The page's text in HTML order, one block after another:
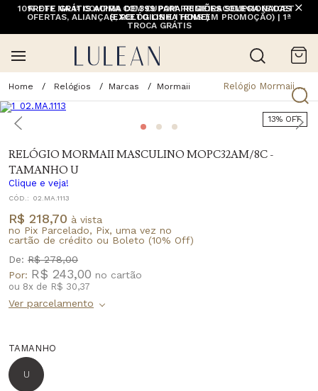
10% OFF NA 1ª COMPRA COM CUPOM PRIMEIRACOMPRA (EXCETO
OFERTAS, ALIANÇAS, RELÓGIOS E ITENS EM PROMOÇÃO) | 1ª
TROCA GRÁTIS
FRETE GRÁTIS ACIMA DE 399 PARA REGIÕES SELECIONADAS
(EXCETO LINHA HOME)
Relógios Marcas Mormaii Relógio Mormaii Masculino Mopc32am/8c - Tamanho U
13% OFF
RELÓGIO MORMAII MASCULINO MOPC32AM/8C -
TAMANHO U
Clique e veja!
CÓD.: 02.MA.1113
R$ 218,70 à vista
no Pix Parcelado, Pix, uma vez no
cartão de crédito ou Boleto (10% Off)
De: R$ 278,00
Por: R$ 243,00
ou 8x de R$ 30,37
TAMANHO
U